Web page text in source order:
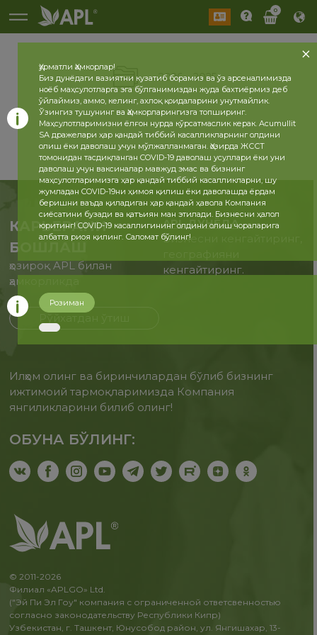
0
2026 2025
КАРЬЕРАНИ
БОШЛАШ
ҳозироқ APL билан
ҳамкорликда
APL ДУНЁДА
Бизнесни кенгайтиринг,
кенгайтиринг.
Илҳом олинг ва биринчилардан бўлиб бизнинг
ижтимоий тармоқларимизда Компания
янгиликларини билиб олинг!
ОБУНА БЎЛИНГ:
© 2011-2026
Филиал «APLGO» Ltd.
("Эй Пи Эл Гоу" компания с ограниченной ответсвенностью
согласно законодательству Республики Кипр)
Узбекистан, г. Ташкент, Юнусобод район, ул. Янгишахар, 13-
Ҳурматли Ҳамкорлар!
Биз дунёдаги вазиятни кузатиб борамиз ва ўз арсеналимизда
ноёб маҳсулотларга эга бўлганимиздан жуда бахтиёрмиз деб
ўйлаймиз, аммо, келинг, ахлоқ қоидаларини унутмайлик.
Ўзингиз тушунинг ва Ҳамкорларингизга топширинг.
Маҳсулотларимизни ёлғон нурда кўрсатмаслик керак. Acumullit
SA дражелари ҳар қандай тиббий касалликларнинг олдини
олиш ёки даволаш учун мўлжалланмаган. Ҳозирда ЖССТ
томонидан тасдиқланган COVID-19 даволаш усуллари ёки уни
даволаш учун ваксиналар мавжуд эмас ва бизнинг
маҳсулотларимизга ҳар қандай тиббий касалликларни, шу
жумладан COVID-19ни ҳимоя қилиш ёки даволашда ёрдам
беришни ваъда қиладиган ҳар қандай ҳавола Компания
сиёсатини бузади ва қатъиян ман этилади. Бизнесни ҳалол
юритинг! COVID-19 касаллигининг олдини олиш чораларига
албатта риоя қилинг. Саломат бўлинг!
Розиман